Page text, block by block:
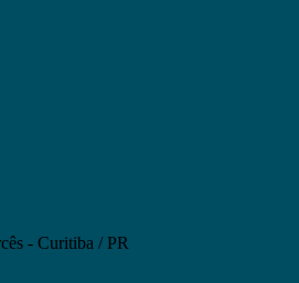
- Curitiba / PR